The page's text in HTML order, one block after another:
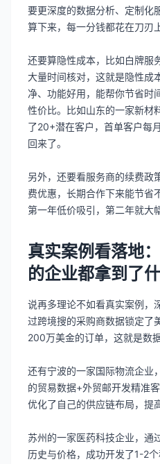
要更深度的数据分析、定制化
算下来，每一分钱都花在刀刃
还要算隐性成本，比如白牌服
大量时间核对，这就是隐性成
净、功能好用，能帮你节省时
性价比。比如山东的一家新材
了20+潜在客户，首单客户每
回来了。
另外，还要看服务商的续费政
费优惠，长期合作下来能节省
第一年低价吸引，第二年就大
真实案例看落地
的企业都拿到了
说再多理论不如看真实案例，
过跨境搜的采购商数据锁定了
200万美金的订单，这就是数
还有宁波的一家国际物流企业
的贸易数据+外贸邮开发精准
优化了自己的供应链布局，提
苏州的一家医药科技企业，通
历史与价格，成功开发了1-2